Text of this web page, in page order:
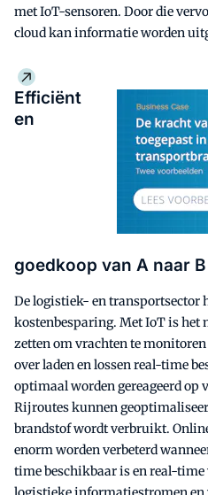
met IoT-sensoren. Door die
cloud kan informatie worden
Efficiënt
en
goedkoop van A naar B
De logistiek- en transportsector
kostenbesparing. Met IoT is het
zetten om vrachten te
over laden en lossen real-time
optimaal worden gereageerd op
Rijroutes kunnen
brandstof wordt verbruikt.
enorm worden verbeterd
time beschikbaar is en real-